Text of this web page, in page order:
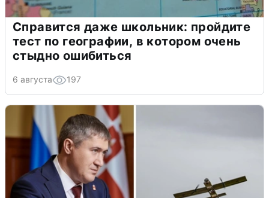
Справится даже школьник: пройдите
тест по географии, в котором очень
стыдно ошибиться
6 августа 197